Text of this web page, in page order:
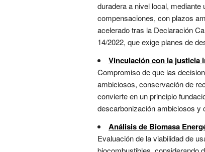
duradera a nivel local,
compensaciones, con plazos
acelerado tras la Declaración
14/2022, que exige planes de
Vinculación con la justicia
Compromiso de que las
ambiciosos, conservación de
convierte en un principio
descarbonización ambiciosos y
Análisis de Biomasa
Evaluación de la viabilidad de